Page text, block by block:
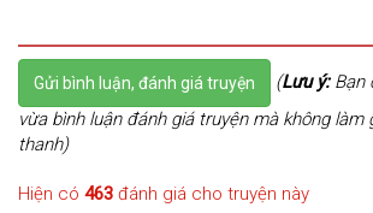
Gửi bình luận, đánh giá truyện (Lưu ý:Bạn
vừa bình luận đánh giá truyện mà không làm
thanh)
Hiện có 463 đánh giá cho truyện này